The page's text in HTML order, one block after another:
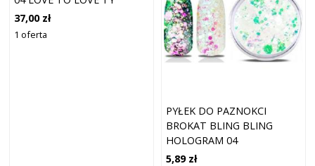
37,00 zł
1 oferta
PYŁEK DO PAZNOKCI
BROKAT BLING BLING
HOLOGRAM 04
5,89 zł